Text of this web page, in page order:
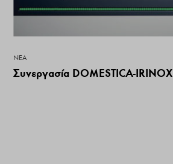
ΝΕΑ
Συνεργασία DOMESTICA-IRINOX